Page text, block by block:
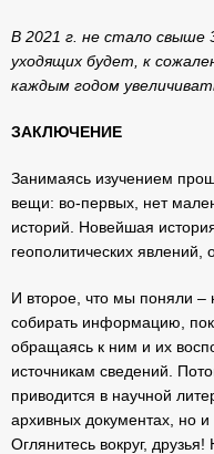
В 2021 г. не стало свыше
уходящих будет, к
каждым годом
ЗАКЛЮЧЕНИЕ
Занимаясь изучением
вещи: во-первых, нет
историй. Новейшая
геополитических явлений,
И второе, что мы поняли –
собирать информацию,
обращаясь к ним и их
источникам сведений.
приводится в научной
архивных документах, но и
Оглянитесь вокруг,